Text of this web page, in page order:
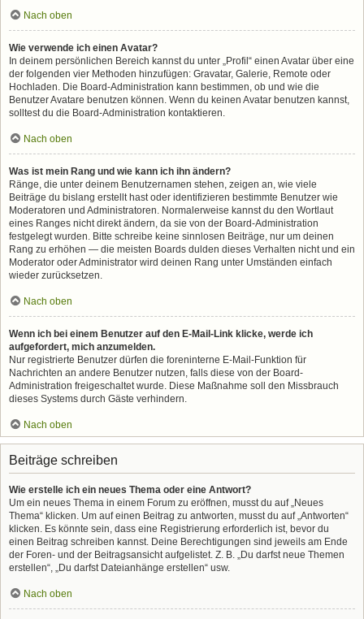
Nach oben
Wie verwende ich einen Avatar?
In deinem persönlichen Bereich kannst du unter „Profil“ einen Avatar über eine
der folgenden vier Methoden hinzufügen: Gravatar, Galerie, Remote oder
Hochladen. Die Board-Administration kann bestimmen, ob und wie die
Benutzer Avatare benutzen können. Wenn du keinen Avatar benutzen kannst,
solltest du die Board-Administration kontaktieren.
Nach oben
Was ist mein Rang und wie kann ich ihn ändern?
Ränge, die unter deinem Benutzernamen stehen, zeigen an, wie viele
Beiträge du bislang erstellt hast oder identifizieren bestimmte Benutzer wie
Moderatoren und Administratoren. Normalerweise kannst du den Wortlaut
eines Ranges nicht direkt ändern, da sie von der Board-Administration
festgelegt wurden. Bitte schreibe keine sinnlosen Beiträge, nur um deinen
Rang zu erhöhen — die meisten Boards dulden dieses Verhalten nicht und ein
Moderator oder Administrator wird deinen Rang unter Umständen einfach
wieder zurücksetzen.
Nach oben
Wenn ich bei einem Benutzer auf den E-Mail-Link klicke, werde ich
aufgefordert, mich anzumelden.
Nur registrierte Benutzer dürfen die foreninterne E-Mail-Funktion für
Nachrichten an andere Benutzer nutzen, falls diese von der Board-
Administration freigeschaltet wurde. Diese Maßnahme soll den Missbrauch
dieses Systems durch Gäste verhindern.
Nach oben
Beiträge schreiben
Wie erstelle ich ein neues Thema oder eine Antwort?
Um ein neues Thema in einem Forum zu eröffnen, musst du auf „Neues
Thema“ klicken. Um auf einen Beitrag zu antworten, musst du auf „Antworten“
klicken. Es könnte sein, dass eine Registrierung erforderlich ist, bevor du
einen Beitrag schreiben kannst. Deine Berechtigungen sind jeweils am Ende
der Foren- und der Beitragsansicht aufgelistet. Z. B. „Du darfst neue Themen
erstellen“, „Du darfst Dateianhänge erstellen“ usw.
Nach oben